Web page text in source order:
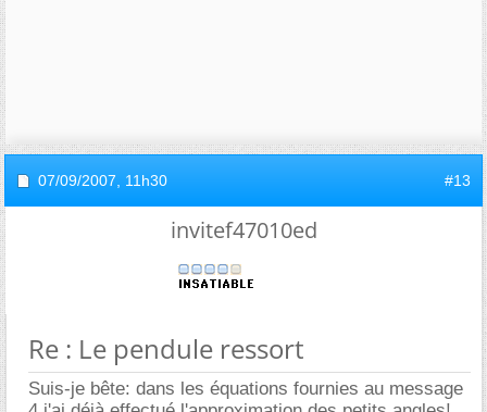
07/09/2007, 11h30 #13
invitef47010ed
Re : Le pendule ressort
Suis-je bête: dans les équations fournies au message